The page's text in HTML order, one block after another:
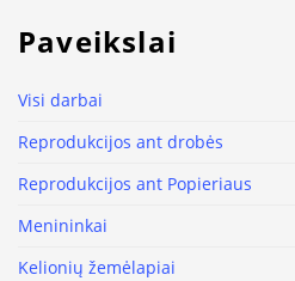
Paveikslai
Visi darbai
Reprodukcijos ant drobės
Reprodukcijos ant Popieriaus
Menininkai
Kelionių žemėlapiai